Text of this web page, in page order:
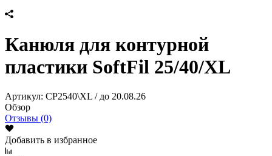
Канюля для контурной
пластики SoftFil 25/40/XL
Артикул: CP2540\XL / до 20.08.26
Обзор
Отзывы (0)
Добавить в избранное